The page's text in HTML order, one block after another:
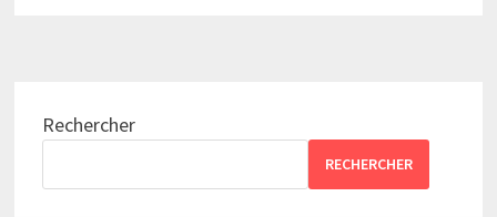
Rechercher
RECHERCHER